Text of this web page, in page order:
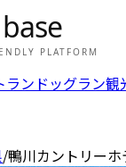
ラン ドッグラン観
/鴨川カントリーホ